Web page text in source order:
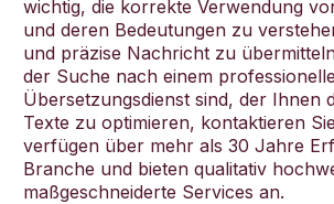
wichtig, die korrekte Verwendung
und deren Bedeutungen zu
und präzise Nachricht zu
der Suche nach einem
Übersetzungsdienst sind, der Ihnen
Texte zu optimieren, kontaktieren
verfügen über mehr als 30 Jahre
Branche und bieten qualitativ
maßgeschneiderte Services an.